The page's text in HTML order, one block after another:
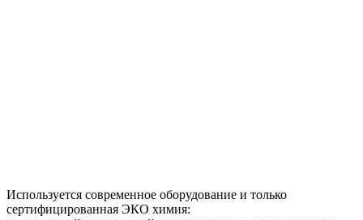
Используется современное оборудование и только
сертифицированная ЭКО химия: